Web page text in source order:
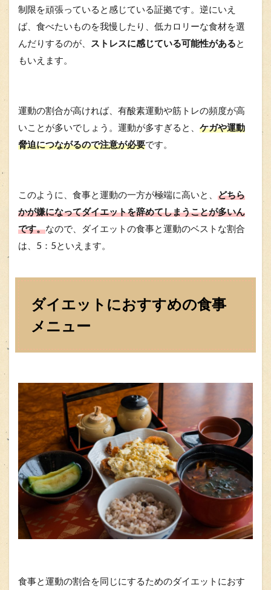
制限を頑張っていると感じている証拠です。逆にいえ
ば、食べたいものを我慢したり、低カロリーな食材を選
んだりするのが、
ストレスに感じている可能性があると
もいえます。
運動の割合が高ければ、有酸素運動や筋トレの頻度が高
いことが多いでしょう。運動が多すぎると、 ケガや運動
脅迫につながるので注意が必要です。
このように、食事と運動の一方が極端に高いと、 どちら
かが嫌になってダイエットを辞めてしまうことが多いん
です。なので、ダイエットの食事と運動のベストな割合
は、5：5といえます。
ダイエットにおすすめの食事
メニュー
食事と運動の割合を同じにするためのダイエットにおす